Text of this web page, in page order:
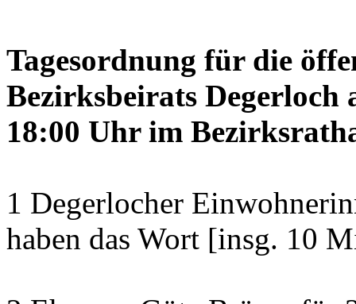
Tagesordnung für die
Bezirksbeirats Degerloch
18:00 Uhr im
1 Degerlocher
haben das Wort [insg. 10